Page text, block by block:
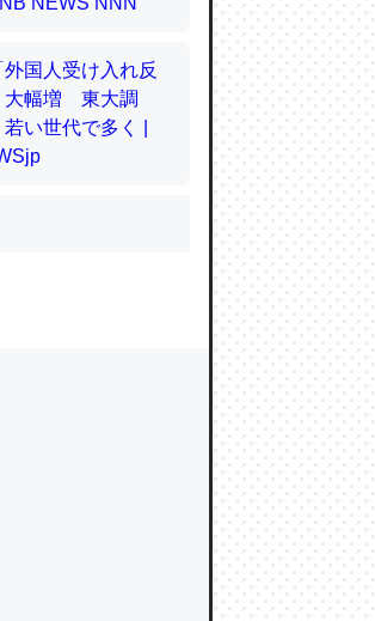
かが分かるのでこ
を支払う孝行もで
そうだけど、それ